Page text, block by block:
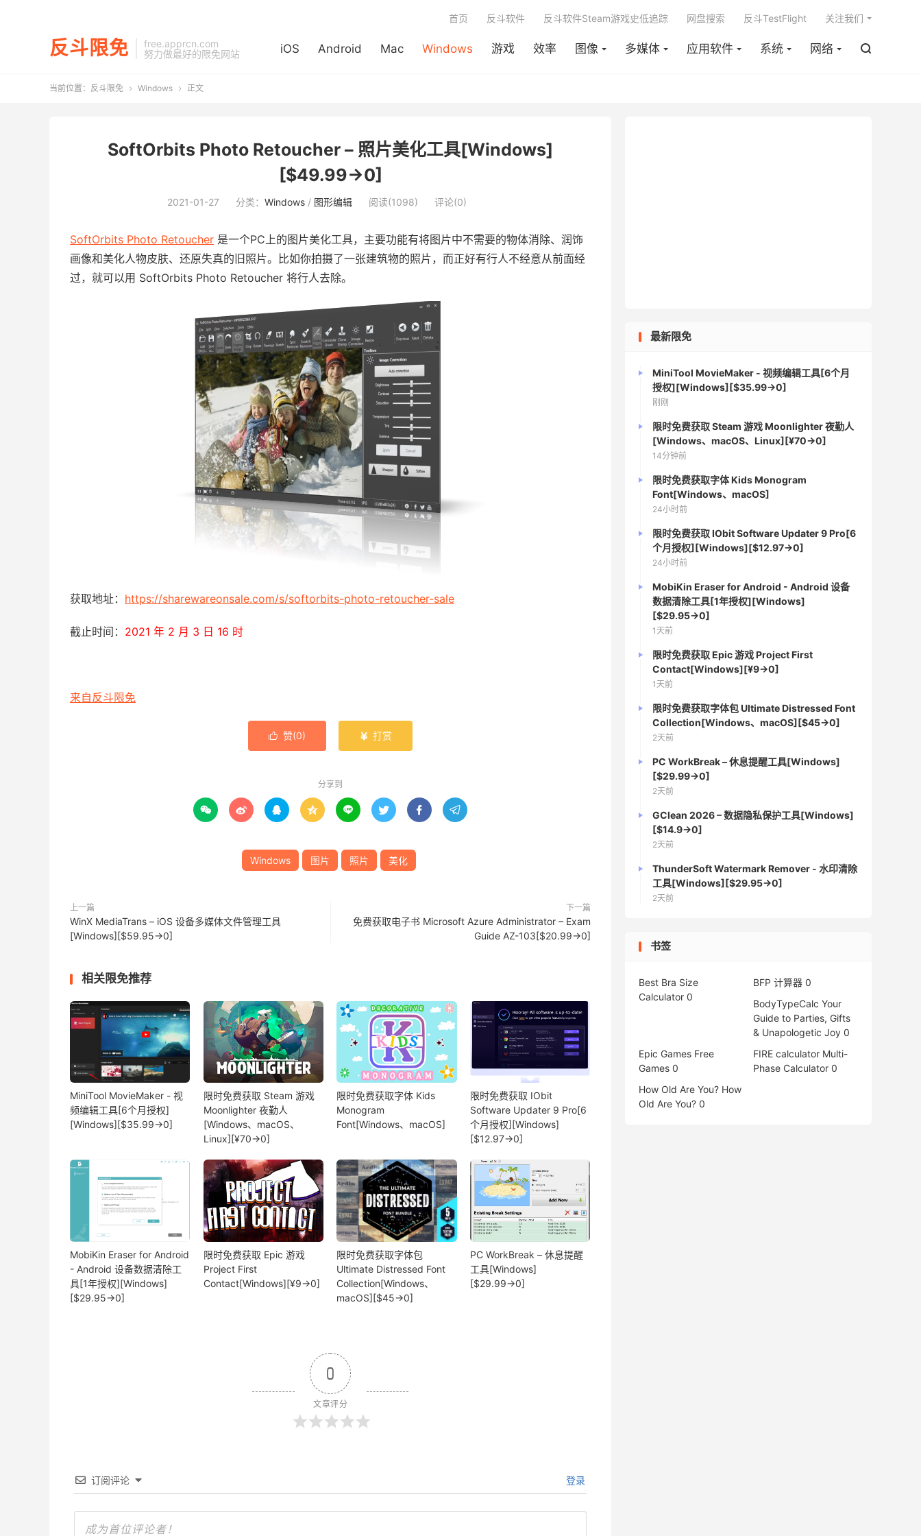
反斗限免
free.apprcn.com
努力做最好的限免网站
iOS Android Mac Windows 游戏 效率 图像 多媒体 应用软件 系统 网络 
首页 反斗软件 反斗软件Steam游戏史低追踪 网盘搜索 反斗TestFlight 关注我们
当前位置： 反斗限免  Windows  正文
SoftOrbits Photo Retoucher – 照片美化工具[Windows]
[$49.99→0]
2021-01-27 分类： Windows/ 图形编辑 阅读(1098) 评论(0)
SoftOrbits Photo Retoucher 是一个PC上的图片美化工具，主要功能有将图片中不需要的物体消除、润饰
画像和美化人物皮肤、还原失真的旧照片。比如你拍摄了一张建筑物的照片，而正好有行人不经意从前面经
过，就可以用 SoftOrbits Photo Retoucher 将行人去除。
获取地址： https://sharewareonsale.com/s/softorbits-photo-retoucher-sale
截止时间： 2021 年 2 月 3 日 16 时
来自反斗限免
 赞(0)  打赏
分享到
       
Windows 图片 照片 美化
上一篇
WinX MediaTrans – iOS 设备多媒体文件管理工具
[Windows][$59.95→0]
下一篇
免费获取电子书 Microsoft Azure Administrator – Exam
Guide AZ-103[$20.99→0]
相关限免推荐
MiniTool MovieMaker - 视
频编辑工具[6个月授权]
[Windows][$35.99→0]
限时免费获取 Steam 游戏
Moonlighter 夜勤人
[Windows、macOS、
Linux][¥70→0]
限时免费获取字体 Kids
Monogram
Font[Windows、macOS]
限时免费获取 IObit
Software Updater 9 Pro[6
个月授权][Windows]
[$12.97→0]
MobiKin Eraser for Android
- Android 设备数据清除工
具[1年授权][Windows]
[$29.95→0]
限时免费获取 Epic 游戏
Project First
Contact[Windows][¥9→0]
限时免费获取字体包
Ultimate Distressed Font
Collection[Windows、
macOS][$45→0]
PC WorkBreak – 休息提醒
工具[Windows]
[$29.99→0]
0
文章评分
订阅评论 登录
最新限免
MiniTool MovieMaker - 视频编辑工具[6个月
授权][Windows][$35.99→0]
刚刚
限时免费获取 Steam 游戏 Moonlighter 夜勤人
[Windows、macOS、Linux][¥70→0]
14分钟前
限时免费获取字体 Kids Monogram
Font[Windows、macOS]
24小时前
限时免费获取 IObit Software Updater 9 Pro[6
个月授权][Windows][$12.97→0]
24小时前
MobiKin Eraser for Android - Android 设备
数据清除工具[1年授权][Windows]
[$29.95→0]
1天前
限时免费获取 Epic 游戏 Project First
Contact[Windows][¥9→0]
1天前
限时免费获取字体包 Ultimate Distressed Font
Collection[Windows、macOS][$45→0]
2天前
PC WorkBreak – 休息提醒工具[Windows]
[$29.99→0]
2天前
GClean 2026 – 数据隐私保护工具[Windows]
[$14.9→0]
2天前
ThunderSoft Watermark Remover - 水印清除
工具[Windows][$29.95→0]
2天前
书签
Best Bra Size
Calculator 0
BFP 计算器 0
BodyTypeCalc Your
Guide to Parties, Gifts
& Unapologetic Joy 0
Epic Games Free
Games 0
FIRE calculator Multi-
Phase Calculator 0
How Old Are You? How
Old Are You? 0